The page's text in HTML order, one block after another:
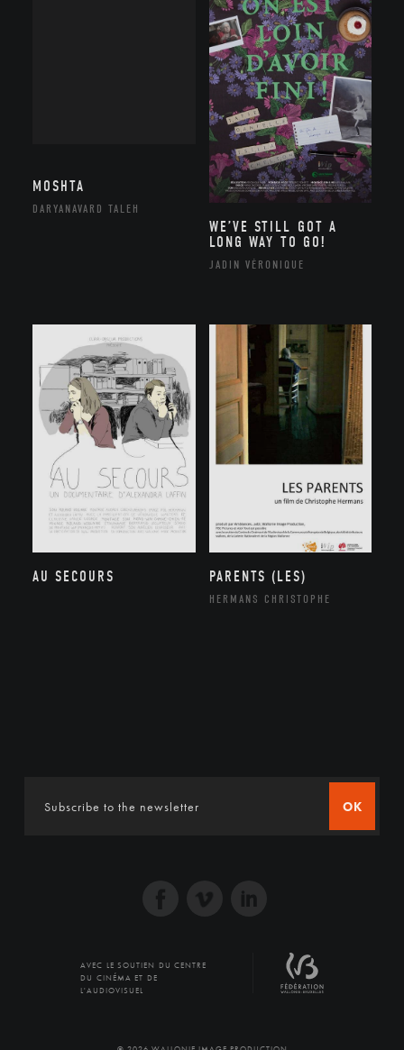
MOSHTA
DARYANAVARD TALEH
WE’VE STILL GOT A
LONG WAY TO GO!
JADIN VÉRONIQUE
AU SECOURS PARENTS (LES)
HERMANS CHRISTOPHE
OK
AVEC LE SOUTIEN DU CENTRE
DU CINÉMA ET DE
L'AUDIOVISUEL